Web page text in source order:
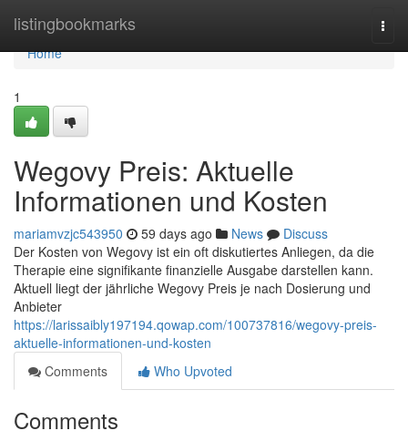
listingbookmarks
Home
Home
1
Wegovy Preis: Aktuelle
Informationen und Kosten
mariamvzjc543950 59 days ago News
Discuss
Der Kosten von Wegovy ist ein oft diskutiertes Anliegen, da die
Therapie eine signifikante finanzielle Ausgabe darstellen kann.
Aktuell liegt der jährliche Wegovy Preis je nach Dosierung und
Anbieter
https://larissaibly197194.qowap.com/100737816/wegovy-preis-
aktuelle-informationen-und-kosten
Comments
Who Upvoted
Comments